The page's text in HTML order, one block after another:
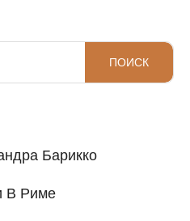
ПОИСК
Барикко
В Риме